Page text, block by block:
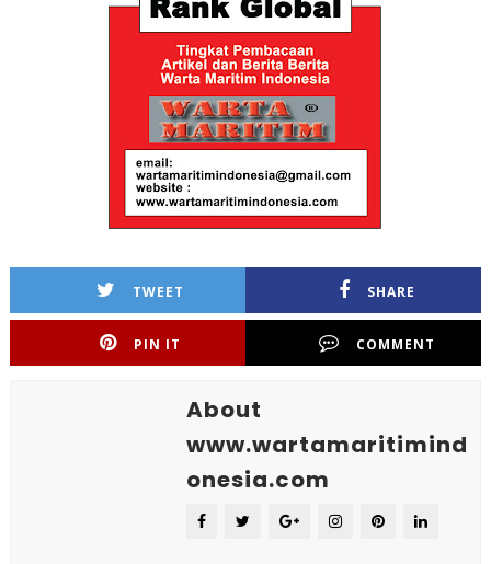
TWEET SHARE
PIN IT COMMENT
About
www.wartamaritimind
onesia.com